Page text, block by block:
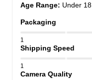
Age Range: Under 18
Packaging
1
Shipping Speed
1
Camera Quality